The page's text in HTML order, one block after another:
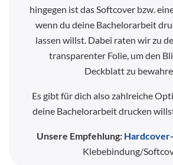
hingegen ist das Softcover bzw.
wenn du deine Bachelorarbeit
lassen willst. Dabei raten wir zu
transparenter Folie, um den
Deckblatt zu
Es gibt für dich also zahlreiche
deine Bachelorarbeit drucken
Unsere Empfehlung:
Klebebindung/